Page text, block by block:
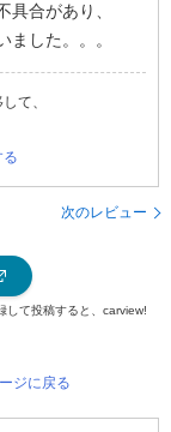
合があり、
した。。。
て、
る
次のレビュー
して投稿すると、carview!
ジに戻る